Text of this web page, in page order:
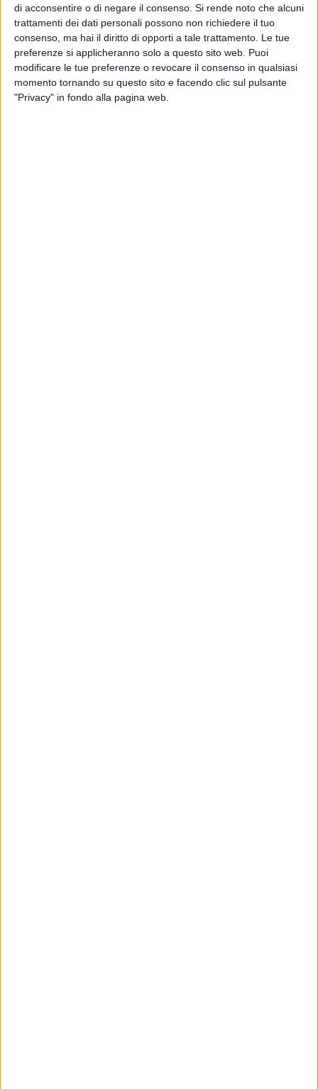
di acconsentire o di negare il consenso. Si rende noto che alcuni
trattamenti dei dati personali possono non richiedere il tuo
consenso, ma hai il diritto di opporti a tale trattamento. Le tue
preferenze si applicheranno solo a questo sito web. Puoi
modificare le tue preferenze o revocare il consenso in qualsiasi
momento tornando su questo sito e facendo clic sul pulsante
"Privacy" in fondo alla pagina web.
Relatori della conferenza Vito Leccese, sindaco di Bari e
Presidente della Fondazione Teatro Petruzzelli e il giornalista
Sigfrido Ranucci.